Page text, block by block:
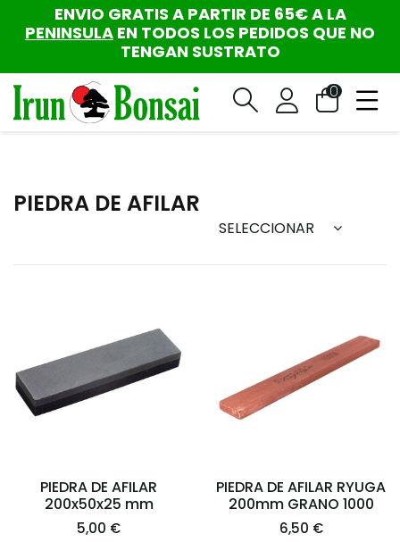
ENVIO GRATIS A PARTIR DE 65€ A LA
PENINSULA EN TODOS LOS PEDIDOS QUE NO
TENGAN SUSTRATO
0
PIEDRA DE AFILAR
SELECCIONAR
PIEDRA DE AFILAR
200x50x25 mm
5,00 €
PIEDRA DE AFILAR RYUGA
200mm GRANO 1000
6,50 €